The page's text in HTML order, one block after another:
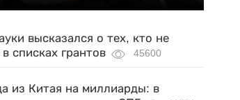
высказался о тех, кто не
списках грантов
45600
из Китая на миллиарды: в